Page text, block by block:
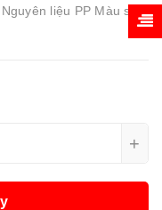
liệu PP Màu sắc
+